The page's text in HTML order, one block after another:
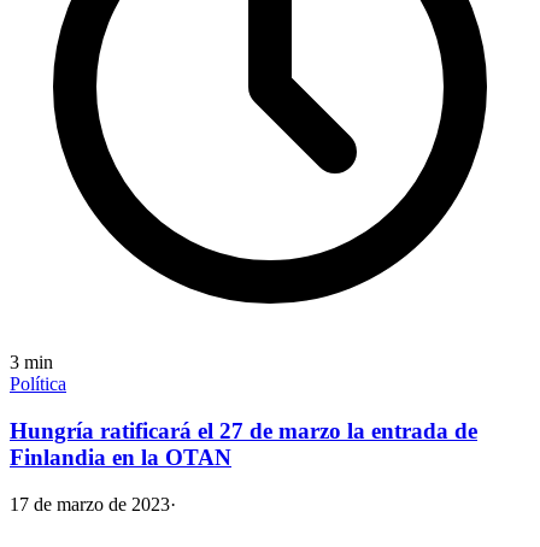
3 min
Política
Hungría ratificará el 27 de marzo la entrada de
Finlandia en la OTAN
17 de marzo de 2023·